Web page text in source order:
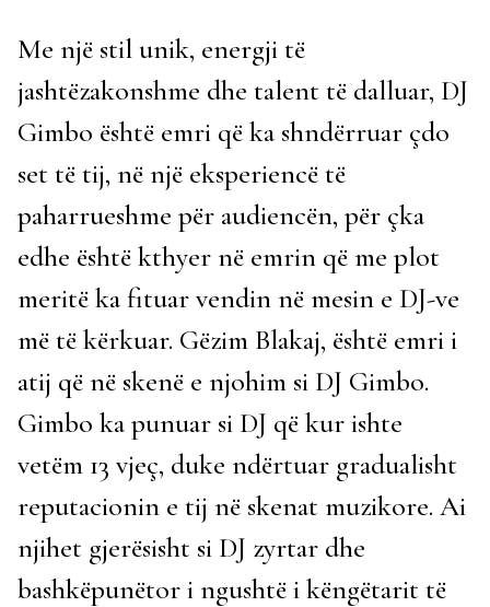
Me një stil unik, energji të
jashtëzakonshme dhe talent të dalluar, DJ
Gimbo është emri që ka shndërruar çdo
set të tij, në një eksperiencë të
paharrueshme për audiencën, për çka
edhe është kthyer në emrin që me plot
meritë ka fituar vendin në mesin e DJ-ve
më të kërkuar. Gëzim Blakaj, është emri i
atij që në skenë e njohim si DJ Gimbo.
Gimbo ka punuar si DJ që kur ishte
vetëm 13 vjeç, duke ndërtuar gradualisht
reputacionin e tij në skenat muzikore. Ai
njihet gjerësisht si DJ zyrtar dhe
bashkëpunëtor i ngushtë i këngëtarit të